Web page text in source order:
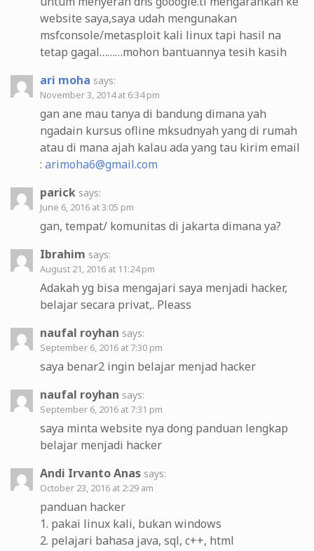
website saya,saya udah mengunakan
msfconsole/metasploit kali linux tapi hasil na
tetap gagal………mohon bantuannya tesih kasih
ari moha says:
November 3, 2014 at 6:34 pm
gan ane mau tanya di bandung dimana yah
ngadain kursus ofline mksudnyah yang di rumah
atau di mana ajah kalau ada yang tau kirim email
: arimoha6@gmail.com
parick says:
June 6, 2016 at 3:05 pm
gan, tempat/ komunitas di jakarta dimana ya?
Ibrahim says:
August 21, 2016 at 11:24 pm
Adakah yg bisa mengajari saya menjadi hacker,
belajar secara privat,. Pleass
naufal royhan says:
September 6, 2016 at 7:30 pm
saya benar2 ingin belajar menjad hacker
naufal royhan says:
September 6, 2016 at 7:31 pm
saya minta website nya dong panduan lengkap
belajar menjadi hacker
Andi Irvanto Anas says:
October 23, 2016 at 2:29 am
panduan hacker
1. pakai linux kali, bukan windows
2. pelajari bahasa java, sql, c++, html